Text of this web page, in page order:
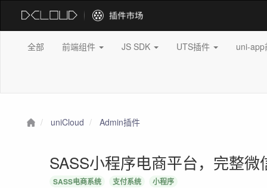
全部 前端组件 JS SDK UTS插件 uni-
uniCloud Admin插件
SASS小程序电商平台，完整
SASS电商系统 支付系统 小程序